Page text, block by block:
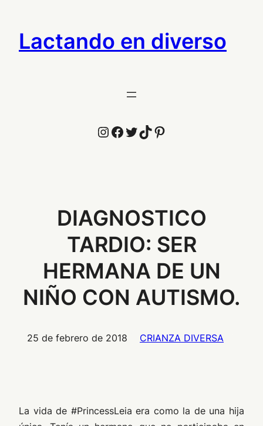
contenido
Lactando en diverso
Instagram
Facebook
Twitter
TikTok
Pinterest
DIAGNOSTICO
TARDIO: SER
HERMANA DE UN
NIÑO CON AUTISMO.
25 de febrero de 2018 CRIANZA DIVERSA
La vida de #PrincessLeia era como la de una hija